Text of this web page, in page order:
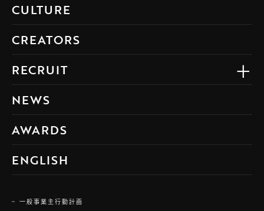
CULTURE
CREATORS
RECRUIT
NEWS
AWARDS
ENGLISH
一般事業主行動計画